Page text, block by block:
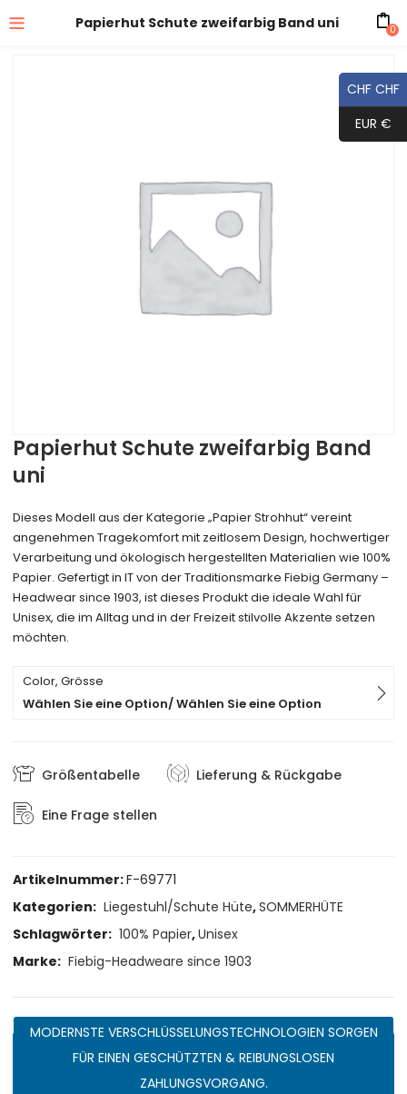
Papierhut Schute zweifarbig Band uni 0
Papierhut Schute zweifarbig Band
uni
Dieses Modell aus der Kategorie „Papier Strohhut“ vereint
angenehmen Tragekomfort mit zeitlosem Design, hochwertiger
Verarbeitung und ökologisch hergestellten Materialien wie 100%
Papier. Gefertigt in IT von der Traditionsmarke Fiebig Germany –
Headwear since 1903, ist dieses Produkt die ideale Wahl für
Unisex, die im Alltag und in der Freizeit stilvolle Akzente setzen
möchten.
Color, Grösse
Wählen Sie eine Option/ Wählen Sie eine Option
Größentabelle Lieferung & Rückgabe
Eine Frage stellen
Artikelnummer:F-69771
Kategorien: Liegestuhl/Schute Hüte,SOMMERHÜTE
Schlagwörter: 100% Papier,Unisex
Marke: Fiebig-Headweare since 1903
MODERNSTE VERSCHLÜSSELUNGSTECHNOLOGIEN SORGEN
FÜR EINEN GESCHÜTZTEN & REIBUNGSLOSEN
ZAHLUNGSVORGANG.
CHF CHF
EUR €